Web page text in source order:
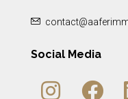
Social Media